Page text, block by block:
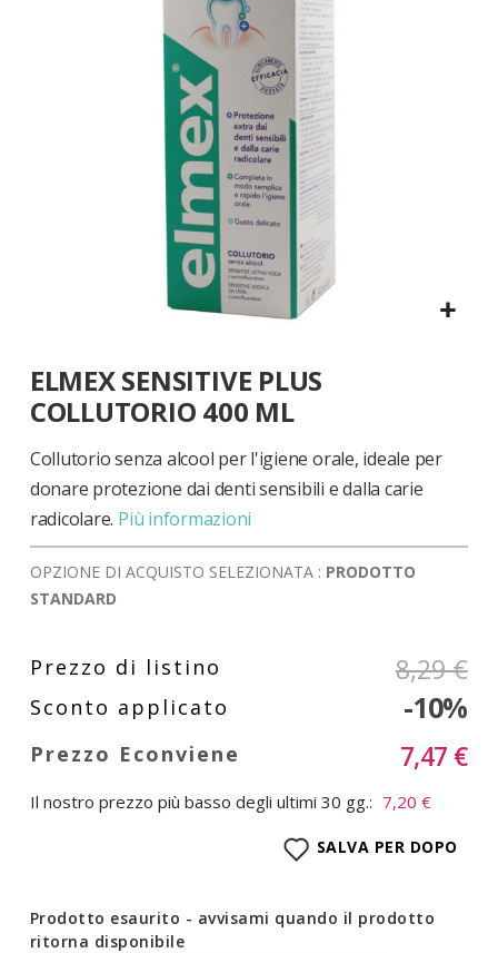
all'inizio
della
galleria
di
immagini
ELMEX SENSITIVE PLUS
COLLUTORIO 400 ML
Collutorio senza alcool per l'igiene orale, ideale per
donare protezione dai denti sensibili e dalla carie
radicolare. Più informazioni
OPZIONE DI ACQUISTO SELEZIONATA : PRODOTTO
STANDARD
8,29 €
-10%
7,47 €
Il nostro prezzo più basso degli ultimi 30 gg.: 7,20 €
SALVA PER DOPO
Prodotto esaurito - avvisami quando il prodotto
ritorna disponibile